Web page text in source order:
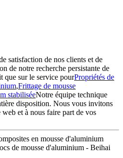
satisfaction de nos clients et de
de notre recherche persistante de
que sur le service pourPropriétés de
,Frittage de mousse
stabiliséeNotre équipe technique
disposition. Nous vous invitons
et à nous faire part de vos
en mousse d'aluminium
de mousse d'aluminium - Beihai